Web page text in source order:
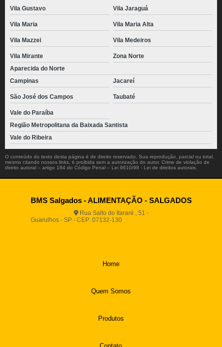
preço de pão de queijo empanado congelado Socorro
pães de queijo de parmesão congelado Mauá
preço de pão de queijo caseiro congelado Embu Guaçú
pães de queijo recheado congelado para revenda Chora Menino
Vila Gustavo Vila Jaraguá
Vila Maria Vila Maria Alta
Vila Mazzei Vila Medeiros
Vila Mirante
Zona Norte
Aparecida do Norte
Campinas
Jacareí
São José dos Campos Taubaté
Vale do Paraíba
Região Metropolitana da Baixada Santista
Vale do Ribeira
O conteúdo do texto desta página é de direito reservado. Sua reprodução, parcial ou total,
mesmo citando nossos links, é proibida sem a autorização do autor. Crime de violação de
direito autoral – artigo 184 do Código Penal – Lei 9610/98 - Lei de direitos autorais
BMS Salgados - ALIMENTAÇÃO - SALGADOS
Rua Salto do Itararé , 51 -
Guarulhos - SP - CEP: 07132-130
Home
Quem Somos
Produtos